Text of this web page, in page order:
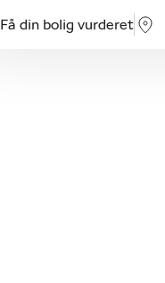
Få din bolig vurderet